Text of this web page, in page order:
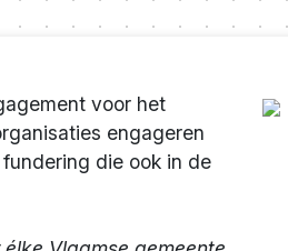
voor het
engageren
die ook in de